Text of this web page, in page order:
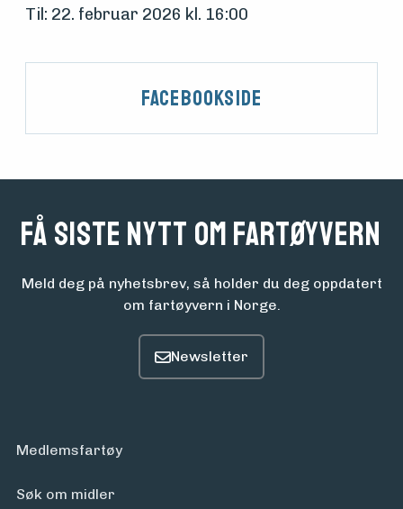
Til: 22. februar 2026 kl. 16:00
Facebookside
Få siste nytt om fartøyvern
Meld deg på nyhetsbrev, så holder du deg oppdatert
om fartøyvern i Norge.
Medlemsfartøy
Søk om midler